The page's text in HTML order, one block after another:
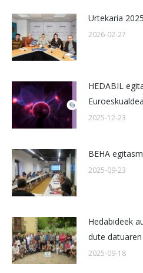
Urtekaria
2026-02-27
HEDABIL
2025-12-23
BEHA
2025-09-23
Hedabideek
dute
2025-09-18